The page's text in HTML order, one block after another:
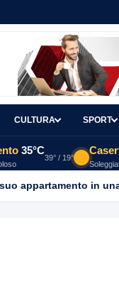
CULTURA SPORT
35°C
39° / 19°
appartamento in